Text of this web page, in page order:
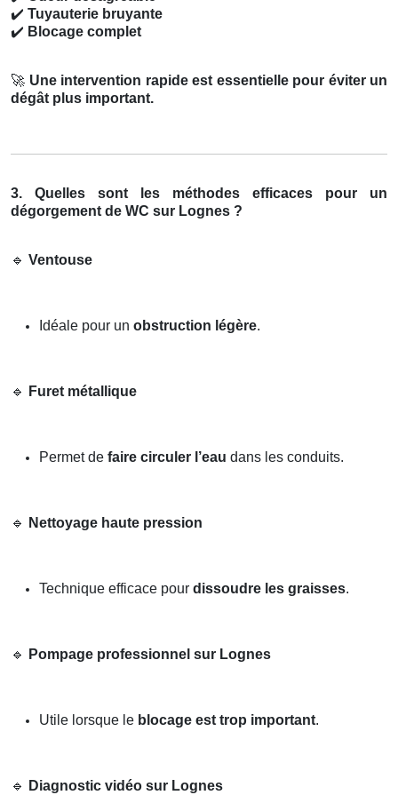
✔️ Tuyauterie bruyante
✔️ Blocage complet
🚀 Une intervention rapide est essentielle pour éviter un
dégât plus important.
3. Quelles sont les méthodes efficaces pour un
dégorgement de WC sur Lognes ?
🔹 Ventouse
Idéale pour un obstruction légère.
🔹 Furet métallique
Permet de faire circuler l’eau dans les conduits.
🔹 Nettoyage haute pression
Technique efficace pour dissoudre les graisses.
🔹 Pompage professionnel sur Lognes
Utile lorsque le blocage est trop important.
🔹 Diagnostic vidéo sur Lognes